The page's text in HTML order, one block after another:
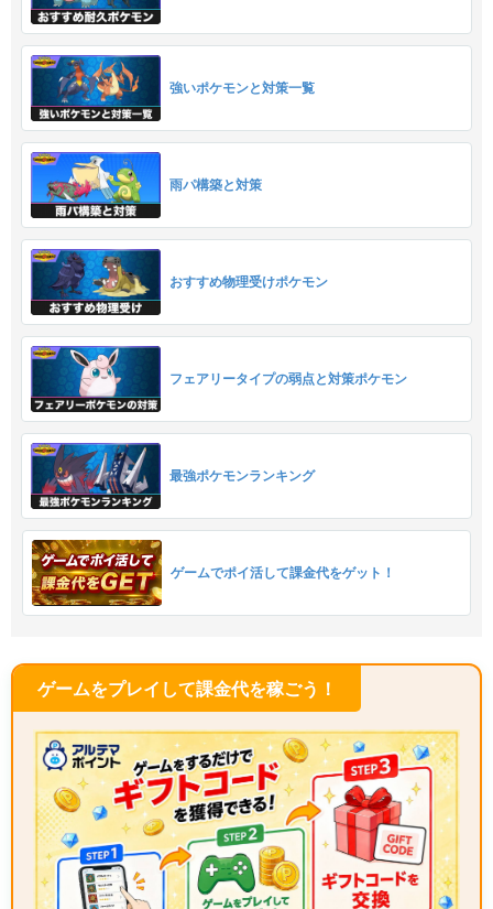
強いポケモンと対策一覧
雨パ構築と対策
おすすめ物理受けポケモン
フェアリータイプの弱点と対策ポケモン
最強ポケモンランキング
ゲームでポイ活して課金代をゲット！
ゲームをプレイして課金代を稼ごう！